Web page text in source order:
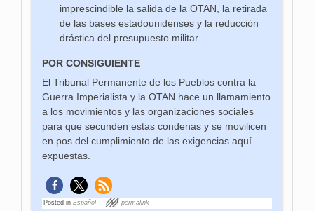
imprescindible la salida de la OTAN, la retirada
de las bases estadounidenses y la reducción
drástica del presupuesto militar.
POR CONSIGUIENTE
El Tribunal Permanente de los Pueblos contra la
Guerra Imperialista y la OTAN hace un llamamiento
a los movimientos y las organizaciones sociales
para que secunden estas condenas y se movilicen
en pos del cumplimiento de las exigencias aquí
expuestas.
Posted in Español permalink